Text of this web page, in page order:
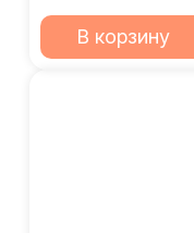
В корзину